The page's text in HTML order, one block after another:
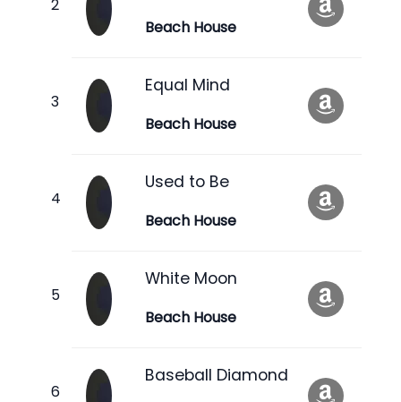
Beach House
Equal Mind
Beach House
Used to Be
Beach House
White Moon
Beach House
Baseball Diamond